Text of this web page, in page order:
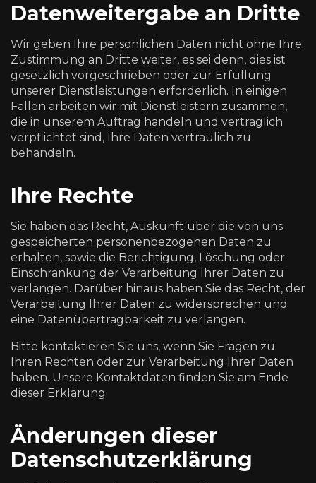
Datenweitergabe an Dritte
Wir geben Ihre persönlichen Daten nicht ohne Ihre
Zustimmung an Dritte weiter, es sei denn, dies ist
gesetzlich vorgeschrieben oder zur Erfüllung
unserer Dienstleistungen erforderlich. In einigen
Fällen arbeiten wir mit Dienstleistern zusammen,
die in unserem Auftrag handeln und vertraglich
verpflichtet sind, Ihre Daten vertraulich zu
behandeln.
Ihre Rechte
Sie haben das Recht, Auskunft über die von uns
gespeicherten personenbezogenen Daten zu
erhalten, sowie die Berichtigung, Löschung oder
Einschränkung der Verarbeitung Ihrer Daten zu
verlangen. Darüber hinaus haben Sie das Recht, der
Verarbeitung Ihrer Daten zu widersprechen und
eine Datenübertragbarkeit zu verlangen.
Bitte kontaktieren Sie uns, wenn Sie Fragen zu
Ihren Rechten oder zur Verarbeitung Ihrer Daten
haben. Unsere Kontaktdaten finden Sie am Ende
dieser Erklärung.
Änderungen dieser
Datenschutzerklärung